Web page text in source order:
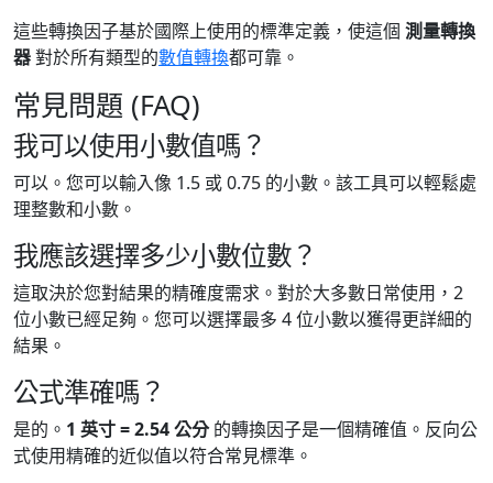
這些轉換因子基於國際上使用的標準定義，使這個 測量轉換
器對於所有類型的數值轉換都可靠。
常見問題 (FAQ)
我可以使用小數值嗎？
可以。您可以輸入像 1.5 或 0.75 的小數。該工具可以輕鬆處
理整數和小數。
我應該選擇多少小數位數？
這取決於您對結果的精確度需求。對於大多數日常使用，2
位小數已經足夠。您可以選擇最多 4 位小數以獲得更詳細的
結果。
公式準確嗎？
是的。 1 英寸 = 2.54 公分的轉換因子是一個精確值。反向公
式使用精確的近似值以符合常見標準。